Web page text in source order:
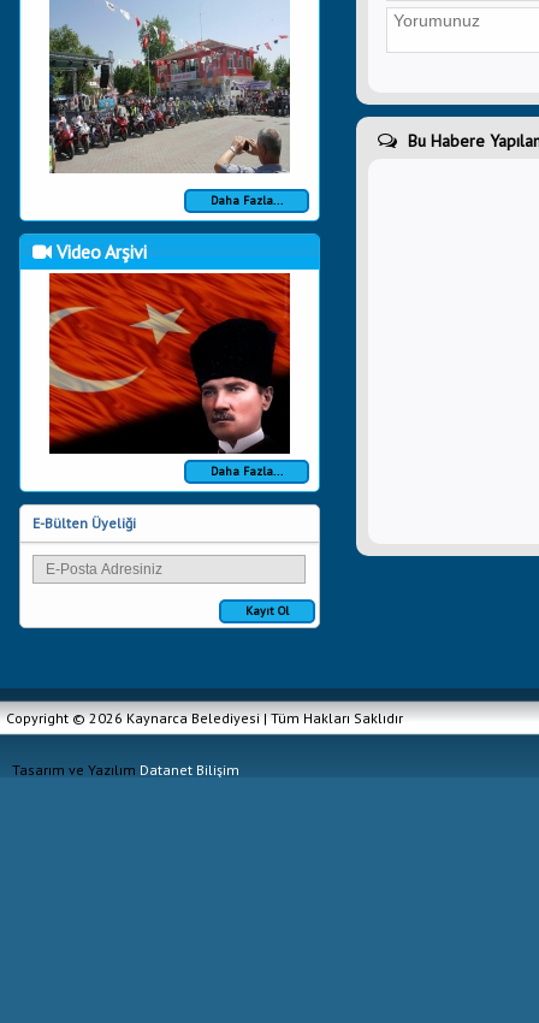
Daha Fazla...
Video Arşivi
Daha Fazla...
E-Bülten Üyeliği
Kayıt Ol
Bu Habere
Copyright © 2026 Kaynarca Belediyesi | Tüm Hakları Saklıdır
Tasarım ve Yazılım Datanet Bilişim